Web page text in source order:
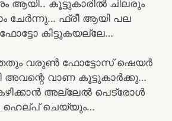
ആയി.. കൂട്ടുകാരിൽ ചിലരും
ചേർന്നു… ഫ്രീ ആയി പല
കിട്ടുകയല്ലേ…
വരുൺ ഫോട്ടോസ് ഷെയർ
വാണ കൂട്ടുകാർക്കു…
അല്ലേൽ പെട്രോൾ
ഹെല്പ് ചെയ്യും…